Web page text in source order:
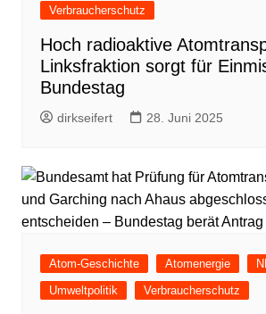
Verbraucherschutz
Hoch radioaktive
Linksfraktion sorgt für
Bundestag
dirkseifert 28. Juni 2025
Atom-Geschichte Atomenergie
Umweltpolitik
Verbraucherschutz